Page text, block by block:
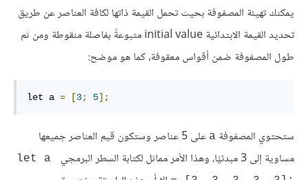
يمكنك تهيئة المصفوفة بحيث تحمل القيمة ذاتها لكافة العناصر عن طريق
تحديد القيمة الابتدائية initial value متبوعةً بفاصلة منقوطة ومن ثم
طول المصفوفة ضمن أقواس معقوفة، كما هو موضح:
let a = [3; 5];
ستحتوي المصفوفة a
على 5 عناصر وستكون قيم العناصر جميعها
مساوية إلى 3 مبدئيًا، وهذا الأمر مماثل لكتابة السطر البرمجي
let a